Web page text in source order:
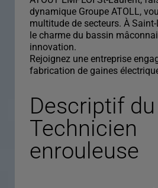
dynamique Groupe ATOLL,
multitude de secteurs. À
le charme du bassin
innovation.
Rejoignez une entreprise
fabrication de gaines
Descriptif
Technicien
enrouleuse